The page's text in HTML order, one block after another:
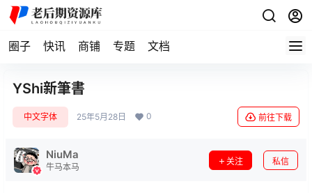
圈子 快讯 商铺 专题 文档
YShi新筆書
中文字体 25年5月28日 0 前往下载
NiuMa
牛马本马
关注 私信